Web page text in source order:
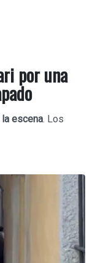
por una
escena. Los